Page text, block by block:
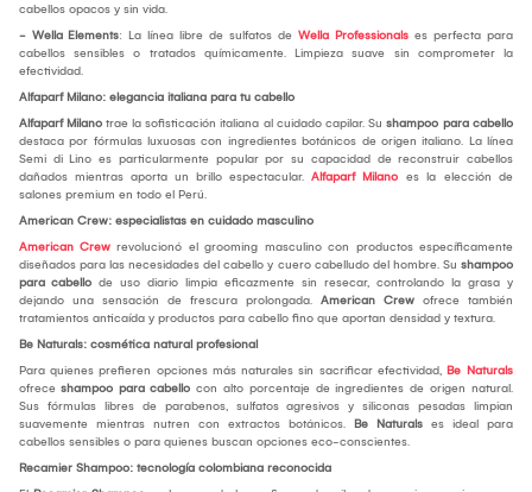
cabellos opacos y sin vida.
- Wella Elements: La línea libre de sulfatos de Wella Professionals es perfecta para
cabellos sensibles o tratados químicamente. Limpieza suave sin comprometer la
efectividad.
Alfaparf Milano: elegancia italiana para tu cabello
Alfaparf Milano trae la sofisticación italiana al cuidado capilar. Su shampoo para cabello
destaca por fórmulas luxuosas con ingredientes botánicos de origen italiano. La línea
Semi di Lino es particularmente popular por su capacidad de reconstruir cabellos
dañados mientras aporta un brillo espectacular. Alfaparf Milano es la elección de
salones premium en todo el Perú.
American Crew: especialistas en cuidado masculino
American Crew revolucionó el grooming masculino con productos específicamente
diseñados para las necesidades del cabello y cuero cabelludo del hombre. Su shampoo
para cabello de uso diario limpia eficazmente sin resecar, controlando la grasa y
dejando una sensación de frescura prolongada. American Crew ofrece también
tratamientos anticaída y productos para cabello fino que aportan densidad y textura.
Be Naturals: cosmética natural profesional
Para quienes prefieren opciones más naturales sin sacrificar efectividad, Be Naturals
ofrece shampoo para cabello con alto porcentaje de ingredientes de origen natural.
Sus fórmulas libres de parabenos, sulfatos agresivos y siliconas pesadas limpian
suavemente mientras nutren con extractos botánicos. Be Naturals es ideal para
cabellos sensibles o para quienes buscan opciones eco-conscientes.
Recamier Shampoo: tecnología colombiana reconocida